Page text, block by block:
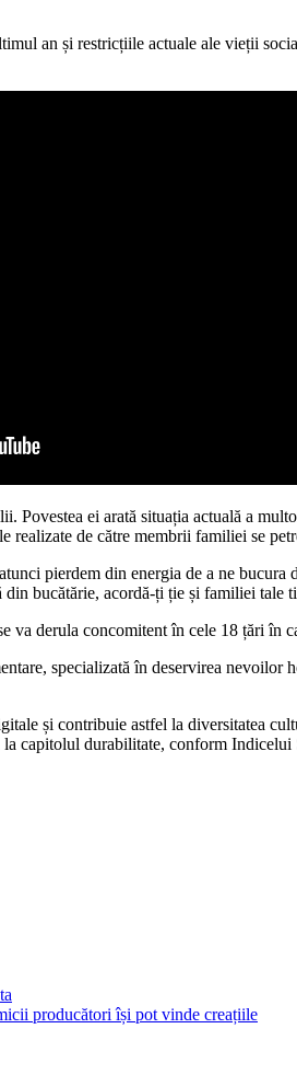
an și restricțiile actuale ale vieții
Povestea ei arată situația actuală a
realizate de către membrii familiei se
pierdem din energia de a ne bucura
bucătărie, acordă-ți ție și familiei tale
derula concomitent în cele 18 țări în
specializată în deservirea nevoilor
și contribuie astfel la diversitatea
capitolul durabilitate, conform Indicelui
producători își pot vinde creațiile